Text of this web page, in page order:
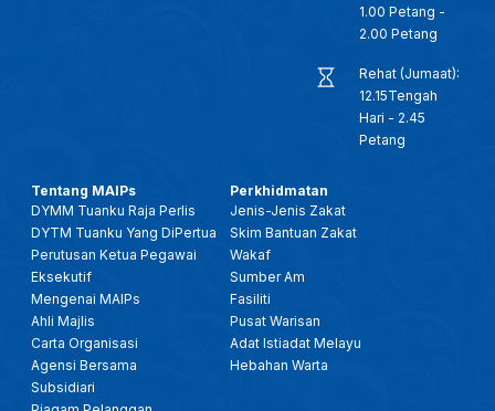
1.00 Petang -
2.00 Petang
Rehat (Jumaat):
12.15Tengah
Hari - 2.45
Petang
Tentang MAIPs
DYMM Tuanku Raja Perlis
DYTM Tuanku Yang DiPertua
Perutusan Ketua Pegawai
Eksekutif
Mengenai MAIPs
Ahli Majlis
Carta Organisasi
Agensi Bersama
Subsidiari
Perkhidmatan
Jenis-Jenis Zakat
Skim Bantuan Zakat
Wakaf
Sumber Am
Fasiliti
Pusat Warisan
Adat Istiadat Melayu
Hebahan Warta